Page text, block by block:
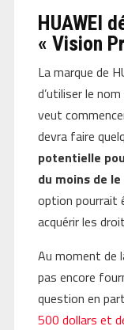
HUAWEI
« Vision
La marque de
d’utiliser le
veut
devra faire
potentielle
du moins de
option pourrait
acquérir les
Au moment de
pas encore
question en
500 dollars et